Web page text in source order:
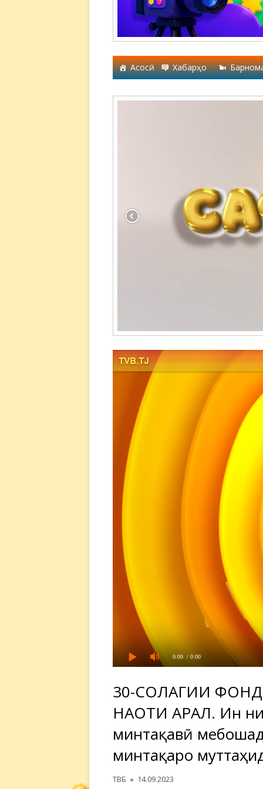
Асосӣ Хабарҳо
0:00 / 0:00
30-СОЛАГИИ
НАҶОТИ АРАЛ. Ин
минтақавӣ
минтақаро
Автор
ТВБ Опубликовано
14.09.2023